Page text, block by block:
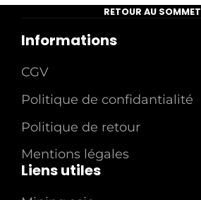
RETOUR AU SOMMET
Informations
CGV
Politique de confidantialité
Politique de retour
Mentions légales
Liens utiles